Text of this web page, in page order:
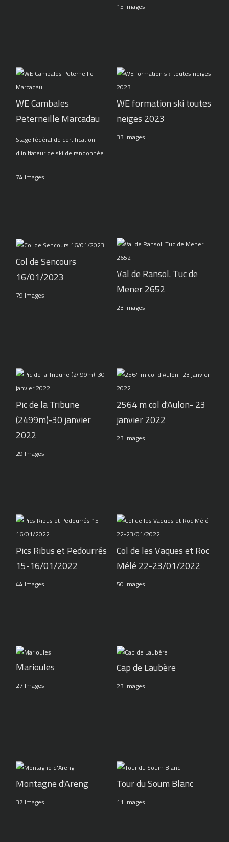
15 Images
WE Cambales
Peterneille Marcadau
Stage fédéral de certification
d'initiateur de ski de randonnée
74 Images
WE formation ski toutes
neiges 2023
33 Images
Col de Sencours
16/01/2023
79 Images
Val de Ransol. Tuc de
Mener 2652
23 Images
Pic de la Tribune
(2499m)-30 janvier
2022
29 Images
2564 m col d'Aulon- 23
janvier 2022
23 Images
Pics Ribus et Pedourrés
15-16/01/2022
44 Images
Col de les Vaques et Roc
Mélé 22-23/01/2022
50 Images
Marioules
27 Images
Cap de Laubère
23 Images
Montagne d'Areng
37 Images
Tour du Soum Blanc
11 Images